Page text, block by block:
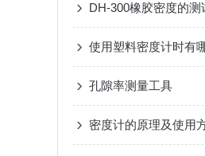
DH-300橡胶密度的测
孔隙率测量工具
密度计的原理及使用